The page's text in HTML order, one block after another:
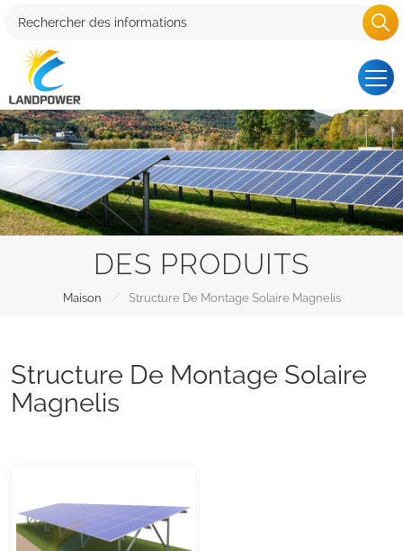
DES PRODUITS
Maison / Structure De Montage Solaire Magnelis
Structure De Montage Solaire
Magnelis